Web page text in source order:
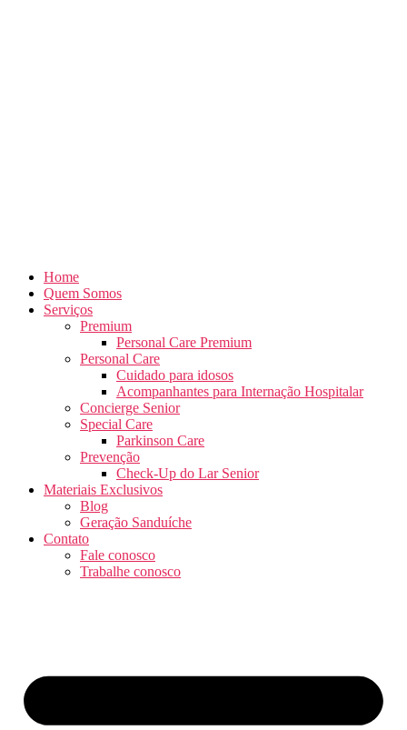
Home
Quem Somos
Serviços
Premium
Personal Care Premium
Personal Care
Cuidado para idosos
Acompanhantes para Internação Hospitalar
Concierge Senior
Special Care
Parkinson Care
Prevenção
Check-Up do Lar Senior
Materiais Exclusivos
Blog
Geração Sanduíche
Contato
Fale conosco
Trabalhe conosco